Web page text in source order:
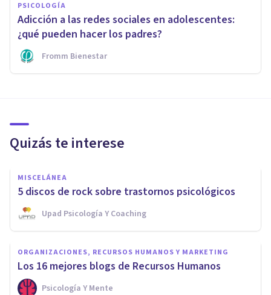
PSICOLOGÍA
Adicción a las redes sociales en adolescentes:
¿qué pueden hacer los padres?
Fromm Bienestar
Quizás te interese
MISCELÁNEA
5 discos de rock sobre trastornos psicológicos
Upad Psicología Y Coaching
ORGANIZACIONES, RECURSOS HUMANOS Y MARKETING
Los 16 mejores blogs de Recursos Humanos
Psicología Y Mente